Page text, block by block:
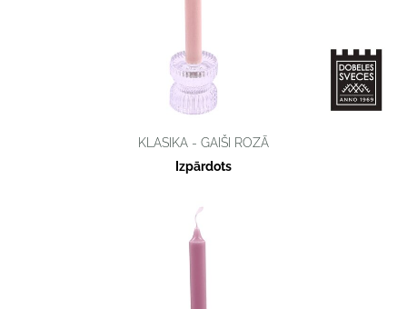
KLASIKA - GAIŠI ROZĀ
Izpārdots